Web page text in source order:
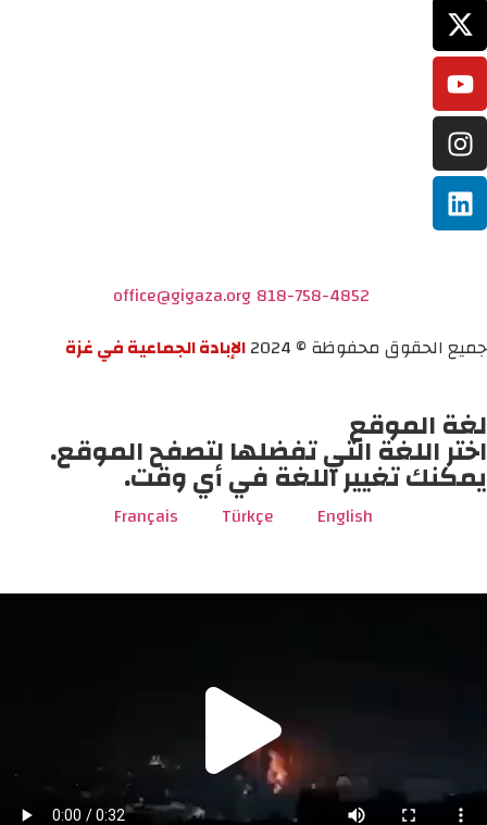
818-758-4852
office@gigaza.org
جميع الحقوق محفوظة © 2024
الإبادة الجماعية في غزة
لغة الموقع
اختر اللغة التي تفضلها لتصفح الموقع.
يمكنك تغيير اللغة في أي وقت.
English
Türkçe
Français